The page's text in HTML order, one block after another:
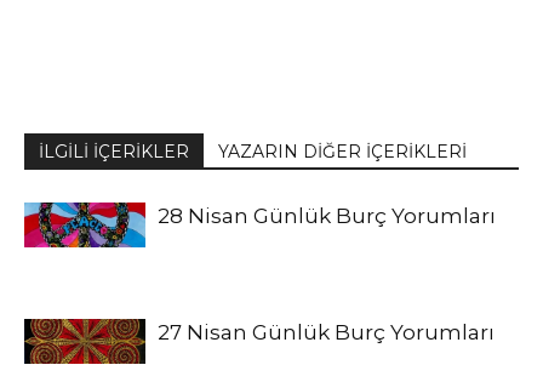
İLGİLİ İÇERİKLER YAZARIN DİĞER İÇERİKLERİ
28 Nisan Günlük Burç Yorumları
27 Nisan Günlük Burç Yorumları